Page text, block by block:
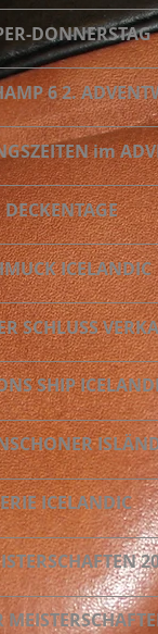
DONNERSTAG
6 2.
im
DECKENTAGE
ICELANDIC
SCHLUSS
SHIP
ICELANDIC